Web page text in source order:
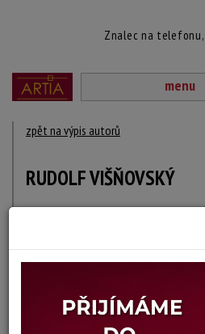
Znalec na
menu
zpět na výpis autorů
RUDOLF VIŠŇOVSKÝ
1954 Zákamenné,
DÍLA V AUKCÍCH